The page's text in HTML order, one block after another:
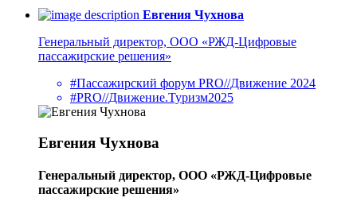
Евгения Чухнова
Генеральный директор, ООО «РЖД-Цифровые
пассажирские решения»
#Пассажирский форум PRO//Движение 2024
#PRO//Движение.Туризм2025
Евгения Чухнова
Генеральный директор, ООО «РЖД-Цифровые
пассажирские решения»